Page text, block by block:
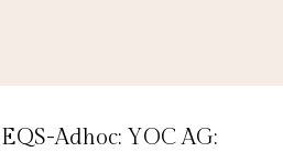
EQS-Adhoc: YOC AG: